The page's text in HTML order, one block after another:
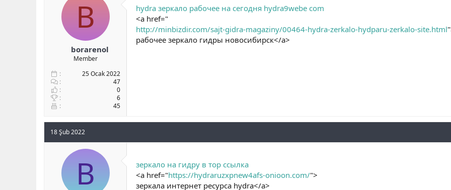
B
borarenol
Member
25 Ocak 2022
47
0
6
45
hydra зеркало рабочее на сегодня hydra9webe com
<a href="
http://minbizdir.com/sajt-gidra-magaziny/00464-hydra-zerkalo-hydparu-zerkalo-site.html
рабочее зеркало гидры новосибирск</a>
18 Şub 2022
B
зеркало на гидру в тор ссылка
<a href="https://hydraruzxpnew4afs-onioon.com/">
зеркала интернет ресурса hydra</a>